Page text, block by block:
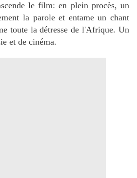
le film: en plein procès, un
la parole et entame un chant
toute la détresse de l'Afrique. Un
et de cinéma.